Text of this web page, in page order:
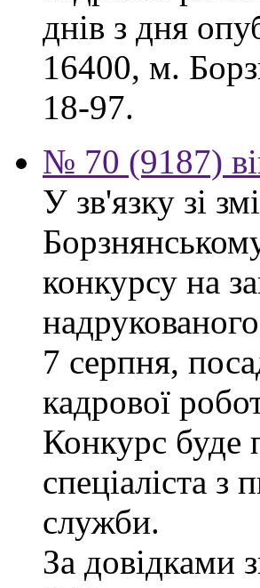
днів з дня
16400, м.
18-97.
№ 70 (9187)
У зв'язку зі
конкурсу на
7 серпня,
кадрової
Конкурс буде
спеціаліста з
служби.
За довідками